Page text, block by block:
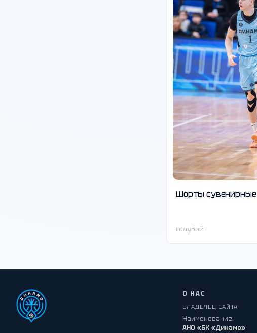
Шорты сувенирные
голубой
О НАС
ВЛАДЕЛЕЦ САЙТА
Наименование:
АНО «БК «Динамо»